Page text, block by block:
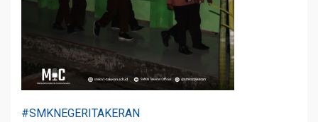
#SMKNEGERITAKERAN